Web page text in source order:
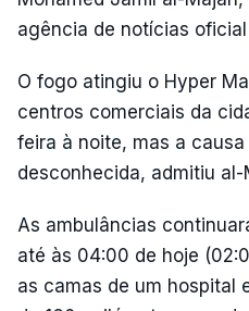
agência de notícias
O fogo atingiu o Hyper
centros comerciais da
feira à noite, mas a
desconhecida, admitiu al-
As ambulâncias
até às 04:00 de hoje
as camas de um hospital